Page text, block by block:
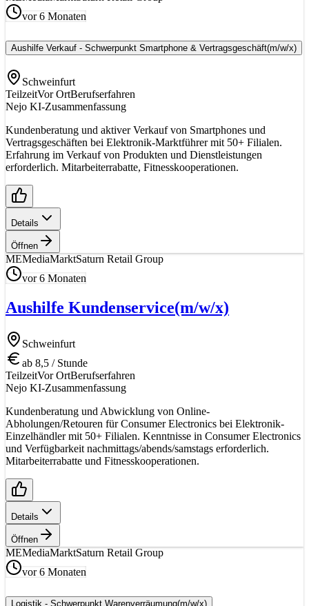
vor 6 Monaten
Aushilfe Verkauf - Schwerpunkt Smartphone & Vertragsgeschäft(m/w/x)
Schweinfurt
TeilzeitVor OrtBerufserfahren
Nejo KI-Zusammenfassung
Kundenberatung und aktiver Verkauf von Smartphones und
Vertragsgeschäften bei Elektronik-Marktführer mit 50+ Filialen.
Erfahrung im Verkauf von Produkten und Dienstleistungen
erforderlich. Mitarbeiterrabatte, Fitnesskooperationen.
Details
Öffnen
MEMediaMarktSaturn Retail Group
vor 6 Monaten
Aushilfe Kundenservice(m/w/x)
Schweinfurt
ab 8,5 / Stunde
TeilzeitVor OrtBerufserfahren
Nejo KI-Zusammenfassung
Kundenberatung und Abwicklung von Online-
Abholungen/Retouren für Consumer Electronics bei Elektronik-
Einzelhändler mit 50+ Filialen. Kenntnisse in Consumer Electronics
und Verfügbarkeit nachmittags/abends/samstags erforderlich.
Mitarbeiterrabatte und Fitnesskooperationen.
Details
Öffnen
MEMediaMarktSaturn Retail Group
vor 6 Monaten
Logistik - Schwerpunkt Warenverräumung(m/w/x)